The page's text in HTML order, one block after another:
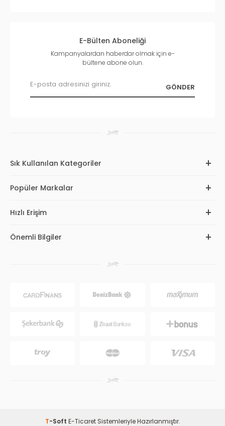
E-Bülten Aboneliği
Kampanyalardan haberdar olmak için e-
bültene abone olun.
Sık Kullanılan Kategoriler
Popüler Markalar
Hızlı Erişim
Önemli Bilgiler
T-Soft E-TicaretSistemleriyle Hazırlanmıştır.